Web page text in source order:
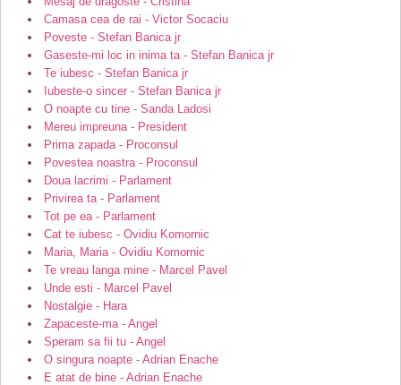
Camasa cea de rai - Victor Socaciu
Poveste - Stefan Banica jr
Gaseste-mi loc in inima ta - Stefan Banica jr
Te iubesc - Stefan Banica jr
Iubeste-o sincer - Stefan Banica jr
O noapte cu tine - Sanda Ladosi
Mereu impreuna - President
Prima zapada - Proconsul
Povestea noastra - Proconsul
Doua lacrimi - Parlament
Privirea ta - Parlament
Tot pe ea - Parlament
Cat te iubesc - Ovidiu Komornic
Maria, Maria - Ovidiu Komornic
Te vreau langa mine - Marcel Pavel
Unde esti - Marcel Pavel
Nostalgie - Hara
Zapaceste-ma - Angel
Speram sa fii tu - Angel
O singura noapte - Adrian Enache
E atat de bine - Adrian Enache